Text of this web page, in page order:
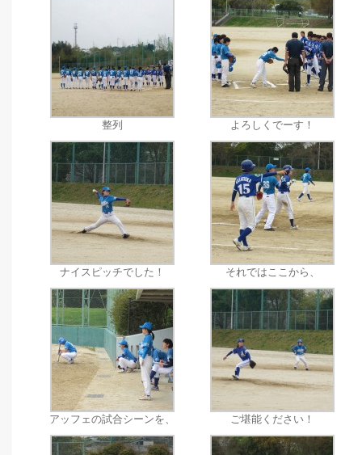
整列 よろしくでーす！
ナイスピッチでした！ それではここから、
アッフェの試合シーンを、 ご堪能ください！